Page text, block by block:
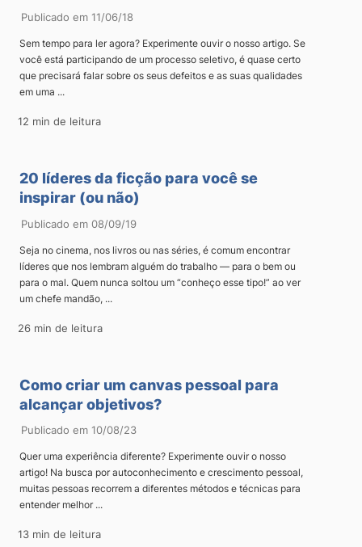
Publicado em 11/06/18
Sem tempo para ler agora? Experimente ouvir o nosso artigo. Se
você está participando de um processo seletivo, é quase certo
que precisará falar sobre os seus defeitos e as suas qualidades
em uma ...
12 min de leitura
20 líderes da ficção para você se
inspirar (ou não)
Publicado em 08/09/19
Seja no cinema, nos livros ou nas séries, é comum encontrar
líderes que nos lembram alguém do trabalho — para o bem ou
para o mal. Quem nunca soltou um “conheço esse tipo!” ao ver
um chefe mandão, ...
26 min de leitura
Como criar um canvas pessoal para
alcançar objetivos?
Publicado em 10/08/23
Quer uma experiência diferente? Experimente ouvir o nosso
artigo! Na busca por autoconhecimento e crescimento pessoal,
muitas pessoas recorrem a diferentes métodos e técnicas para
entender melhor ...
13 min de leitura